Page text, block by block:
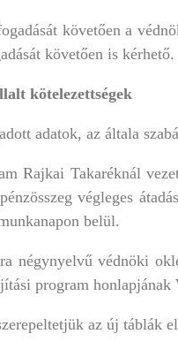
követően a
követően is kérhető.
kötelezettségek
adatok, az általa
Rajkai Takaréknál
végleges
belül.
négynyelvű védnöki
program honlapjának
az új táblák